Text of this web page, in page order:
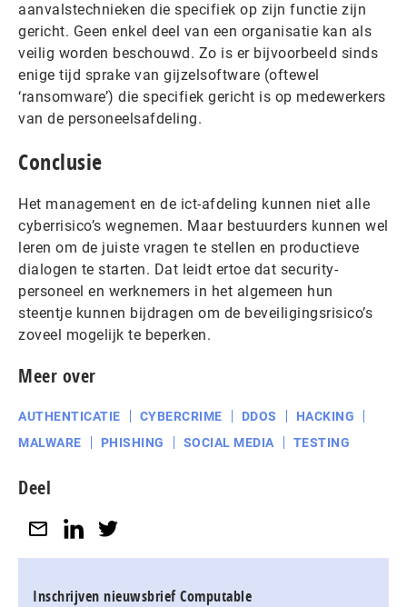
aanvalstechnieken die specifiek op zijn functie zijn
gericht. Geen enkel deel van een organisatie kan als
veilig worden beschouwd. Zo is er bijvoorbeeld sinds
enige tijd sprake van gijzelsoftware (oftewel
‘ransomware’) die specifiek gericht is op medewerkers
van de personeelsafdeling.
Conclusie
Het management en de ict-afdeling kunnen niet alle
cyberrisico’s wegnemen. Maar bestuurders kunnen wel
leren om de juiste vragen te stellen en productieve
dialogen te starten. Dat leidt ertoe dat security-
personeel en werknemers in het algemeen hun
steentje kunnen bijdragen om de beveiligingsrisico’s
zoveel mogelijk te beperken.
Meer over
AUTHENTICATIE CYBERCRIME DDOS
HACKING
MALWARE
PHISHING SOCIAL MEDIA TESTING
Deel
Inschrijven nieuwsbrief Computable